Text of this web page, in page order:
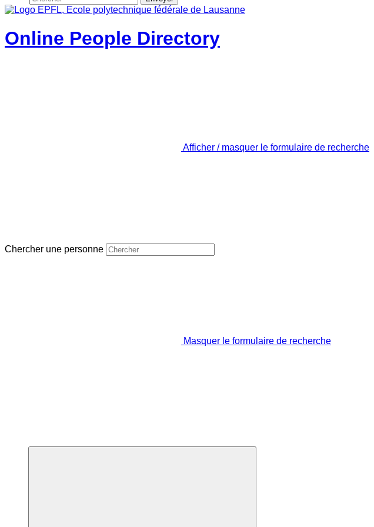
Online People Directory
Afficher / masquer le formulaire de recherche
Chercher une personne
Masquer le formulaire de recherche